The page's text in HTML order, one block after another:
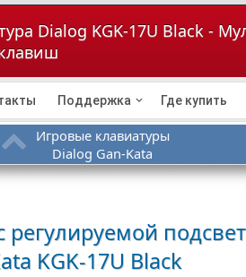
Dialog KGK-17U Black -
Поддержка Где купить
Игровые клавиатуры
Dialog Gan-Kata
KGK-17U Black